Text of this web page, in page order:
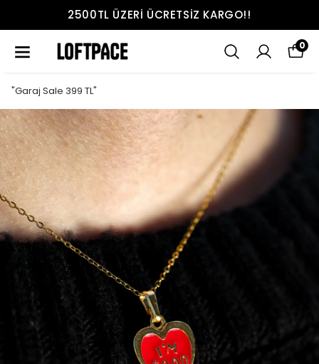
2500TL ÜZERI ÜCRETSIZ KARGO!!
0
"Garaj Sale 399 TL"